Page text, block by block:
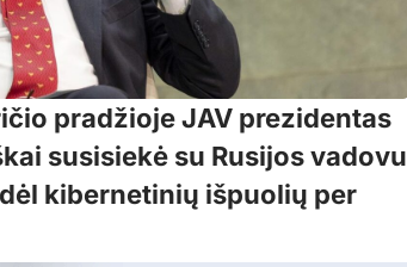
pradžioje JAV prezidentas
susisiekė su Rusijos vadovu
kibernetinių išpuolių per